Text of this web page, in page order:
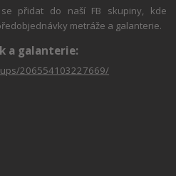
přidat do naší FB skupiny, kde
metráže a galanterie.
a galanterie:
206554103227669/